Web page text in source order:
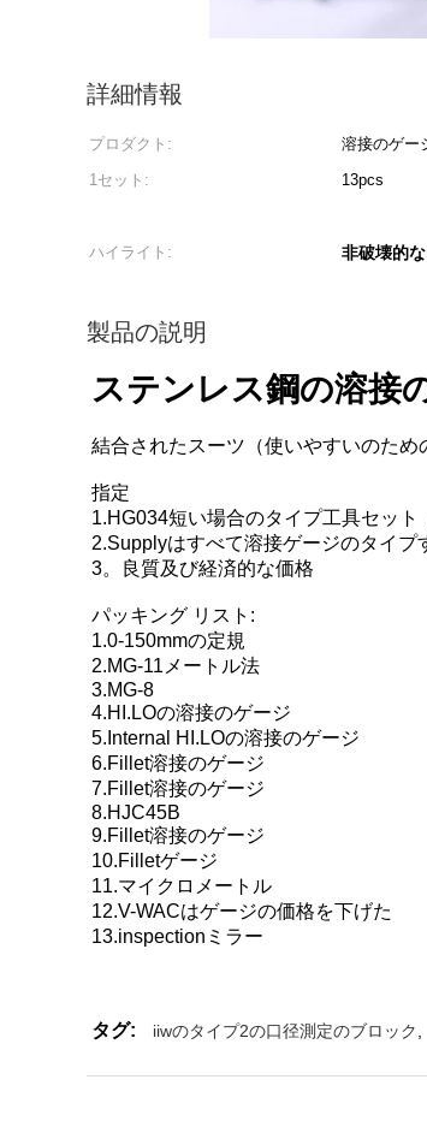
詳細情報
プロダクト: 溶接のゲー
1セット:
13pcs
ハイライト: 非破壊的
製品の説明
ステンレス鋼の溶接
結合されたスーツ（使いやすいのた
指定
1.HG034短い場合のタイプ工具セット
2.Supplyはすべて溶接ゲージのタイプ
3。良質及び経済的な価格
パッキング リスト:
1.0-150mmの定規
2.MG-11メートル法
3.MG-8
4.HI.LOの溶接のゲージ
5.Internal HI.LOの溶接のゲージ
6.Fillet溶接のゲージ
7.Fillet溶接のゲージ
8.HJC45B
9.Fillet溶接のゲージ
10.Filletゲージ
11.マイクロメートル
12.V-WACはゲージの価格を下げた
13.inspectionミラー
タグ: iiwのタイプ2の口径測定のブロック